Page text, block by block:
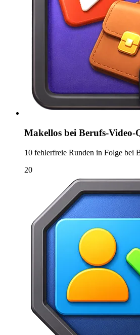
Makellos bei Berufs-Video-
10 fehlerfreie Runden in Folge bei
20